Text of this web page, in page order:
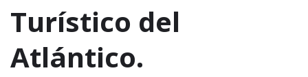
Turístico del
Atlántico.